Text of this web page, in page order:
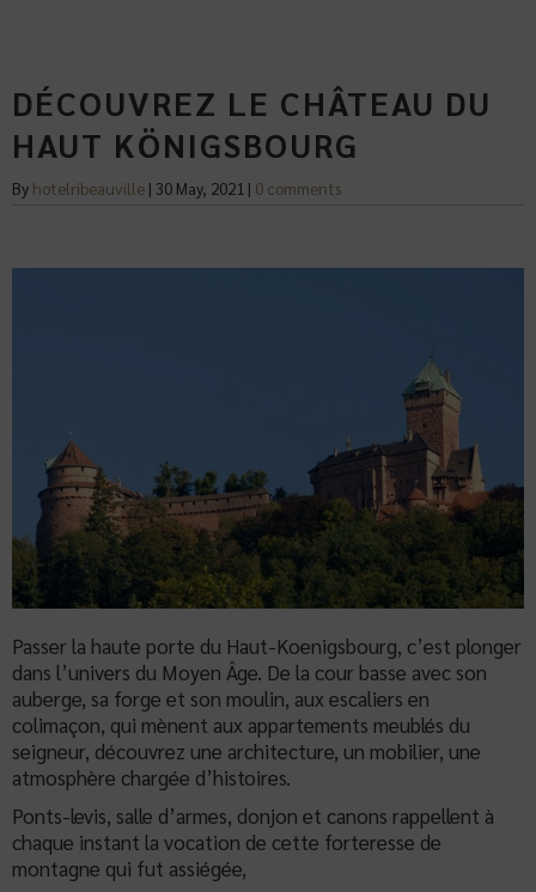
DÉCOUVREZ LE CHÂTEAU DU
HAUT KÖNIGSBOURG
By hotelribeauville | 30 May, 2021 | 0 comments
Passer la haute porte du Haut-Koenigsbourg, c’est plonger
dans l’univers du Moyen Âge. De la cour basse avec son
auberge, sa forge et son moulin, aux escaliers en
colimaçon, qui mènent aux appartements meublés du
seigneur, découvrez une architecture, un mobilier, une
atmosphère chargée d’histoires.
Ponts-levis, salle d’armes, donjon et canons rappellent à
chaque instant la vocation de cette forteresse de
montagne qui fut assiégée,